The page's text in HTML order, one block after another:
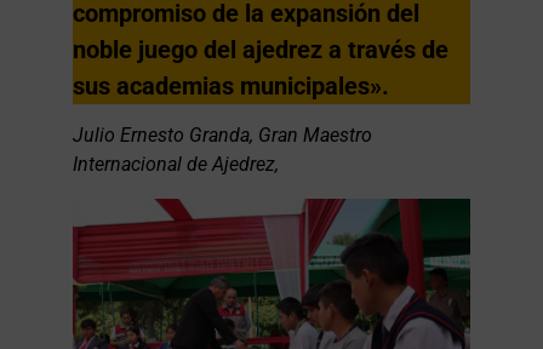
compromiso de la expansión del
noble juego del ajedrez a través de
sus academias municipales».
Julio Ernesto Granda, Gran Maestro
Internacional de Ajedrez,